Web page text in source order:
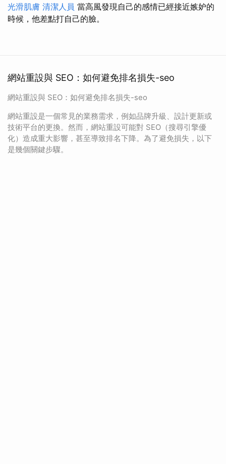
光滑肌膚 清潔人員 當高風發現自己的感情已經接近嫉妒的
時候，他差點打自己的臉。
網站重設與 SEO：如何避免排名損失-seo
網站重設與 SEO：如何避免排名損失-seo
網站重設是一個常見的業務需求，例如品牌升級、設計更新或
技術平台的更換。然而，網站重設可能對 SEO（搜尋引擎優
化）造成重大影響，甚至導致排名下降。為了避免損失，以下
是幾個關鍵步驟。